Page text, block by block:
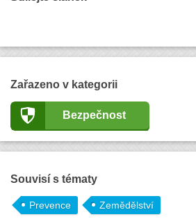
Zařazeno v kategorii
Bezpečnost
Souvisí s tématy
Prevence Zemědělství